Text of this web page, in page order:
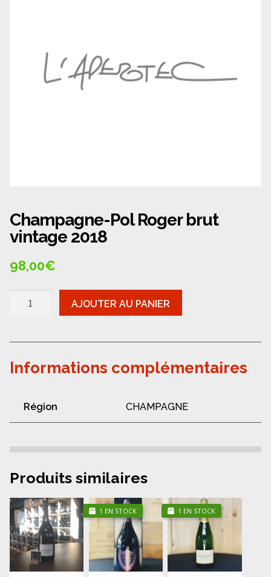
Politique de cookies (UE)
Champagne-Pol Roger brut
vintage 2018
98,00€
Champagne-
Roger
vintage
2018
AJOUTER AU PANIER
Informations complémentaires
Région CHAMPAGNE
Produits similaires
1 EN STOCK 1 EN STOCK